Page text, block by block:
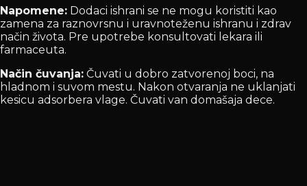
Napomene: Dodaci ishrani se ne mogu koristiti kao
zamena za raznovrsnu i uravnoteženu ishranu i zdrav
način života. Pre upotrebe konsultovati lekara ili
farmaceuta.
Način čuvanja: Čuvati u dobro zatvorenoj boci, na
hladnom i suvom mestu. Nakon otvaranja ne uklanjati
kesicu adsorbera vlage. Čuvati van domašaja dece.